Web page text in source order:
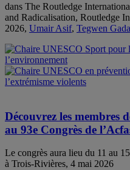
dans The Routledge
and Radicalisation, Routledge
2026, Umair Asif, Tegwen
Découvrez les
au 93e Congrès de
Le congrès aura lieu du 11 au
à Trois-Rivières, 4 mai 2026